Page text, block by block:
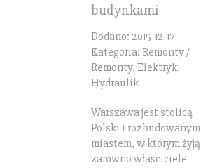
budynkami
Dodano: 2015-12-17
Kategoria: Remonty /
Remonty, Elektryk,
Hydraulik
Warszawa jest stolicą
Polski i rozbudowanym
miastem, w którym żyją
zarówno właściciele